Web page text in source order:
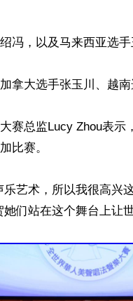
冯，以及马来西亚选手
拿大选手张玉川、越南
赛总监Lucy Zhou表示
比赛。
艺术，所以我很高兴
们站在这个舞台上让